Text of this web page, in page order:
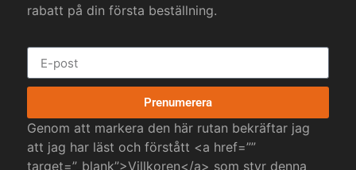
rabatt på din första beställning.
Prenumerera
Genom att markera den här rutan bekräftar jag
att jag har läst och förstått <a href=””
target=”_blank”>Villkoren</a> som styr denna